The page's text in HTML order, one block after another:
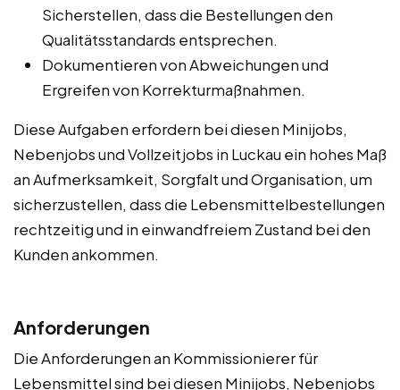
Sicherstellen, dass die Bestellungen den
Qualitätsstandards entsprechen.
Dokumentieren von Abweichungen und
Ergreifen von Korrekturmaßnahmen.
Diese Aufgaben erfordern bei diesen Minijobs,
Nebenjobs und Vollzeitjobs in Luckau ein hohes Maß
an Aufmerksamkeit, Sorgfalt und Organisation, um
sicherzustellen, dass die Lebensmittelbestellungen
rechtzeitig und in einwandfreiem Zustand bei den
Kunden ankommen.
Anforderungen
Die Anforderungen an Kommissionierer für
Lebensmittel sind bei diesen Minijobs, Nebenjobs